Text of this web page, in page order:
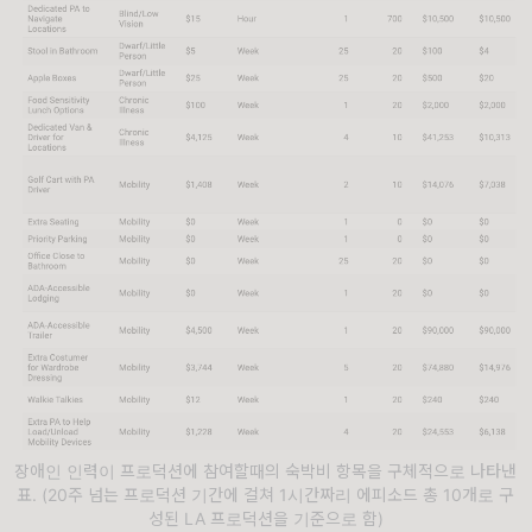
장애인 인력이 프로덕션에 참여할때의 숙박비 항목을 구체적으로 나타낸
표. (20주 넘는 프로덕션 기간에 걸쳐 1시간짜리 에피소드 총 10개로 구
성된 LA 프로덕션을 기준으로 함)